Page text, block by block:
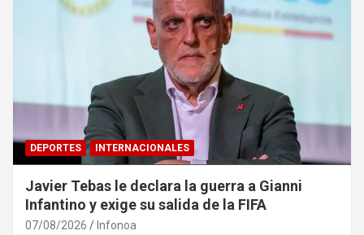
DEPORTES INTERNACIONALES
Javier Tebas le declara la guerra a Gianni
Infantino y exige su salida de la FIFA
07/08/2026 Infonoa